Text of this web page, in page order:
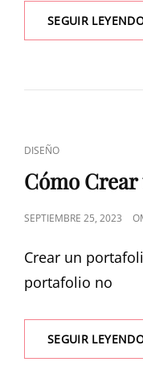
SEGUIR
DISEÑO
Cómo
SEPTIEMBRE 25, 2023
Crear un
portafolio no
SEGUIR